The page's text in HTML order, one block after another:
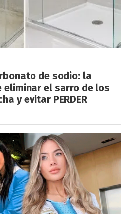
de sodio: la
eliminar el sarro de los
y evitar PERDER